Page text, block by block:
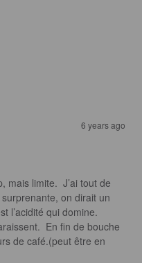
6 years ago
mais limite.  J’ai tout de
on dirait un
l’acidité qui domine.
En fin de bouche
de café.(peut être en